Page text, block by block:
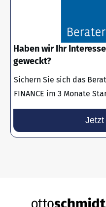
Haben wir Ihr Interesse
geweckt?
Sichern Sie sich das
FINANCE im 3 Monate
Jetzt